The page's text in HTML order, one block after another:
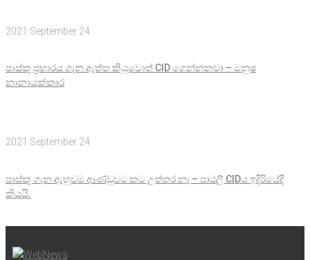
2021 September 24
පාස්කු ප්‍රහාරය ගැන ඇත්ත කියුවොත් CID ගෙන්නනවා – මනුෂ
නානායක්කාර
2021 September 24
පාස්කු ගැන ඇහුවම ආණ්ඩුවට කට උත්තර නෑ – පාඨලී CIDය ඉදිරියේදී
කියයි.